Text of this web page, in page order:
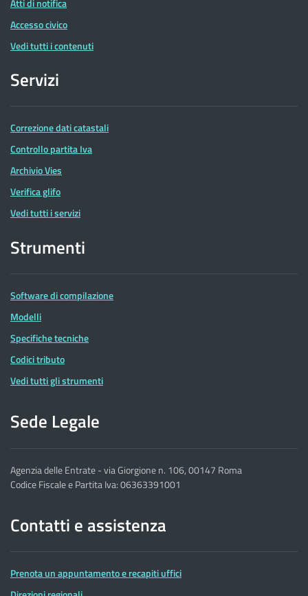
Atti di notifica
Accesso civico
Vedi tutti i contenuti
Servizi
Correzione dati catastali
Controllo partita Iva
Archivio Vies
Verifica glifo
Vedi tutti i servizi
Strumenti
Software di compilazione
Modelli
Specifiche tecniche
Codici tributo
Vedi tutti gli strumenti
Sede Legale
Agenzia delle Entrate - via Giorgione n. 106, 00147 Roma
Codice Fiscale e Partita Iva: 06363391001
Contatti e assistenza
Prenota un appuntamento e recapiti uffici